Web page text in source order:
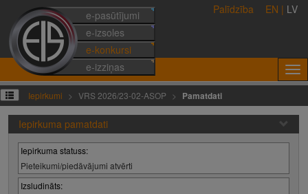
e-pasūtījumi
e-izsoles
e-konkursi
e-izziņas
Palīdzība EN | LV
Iepirkumi VRS 2026/23-02-ASOP Pamatdati
Iepirkuma pamatdati
Iepirkuma statuss:
Pieteikumi/piedāvājumi atvērti
Izsludināts: